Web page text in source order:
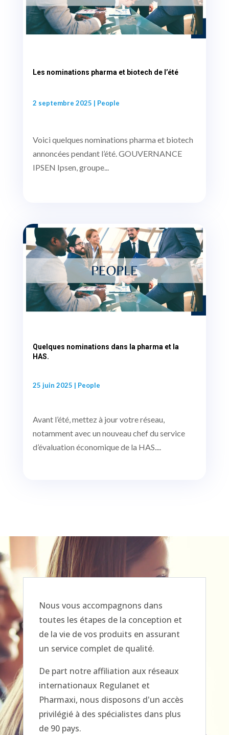
Les nominations pharma et biotech de l’été
2 septembre 2025 | People
Voici quelques nominations pharma et biotech
annoncées pendant l’été. GOUVERNANCE
IPSEN Ipsen, groupe...
Quelques nominations dans la pharma et la
HAS.
25 juin 2025 | People
Avant l’été, mettez à jour votre réseau,
notamment avec un nouveau chef du service
d’évaluation économique de la HAS....
Nous vous accompagnons dans
toutes les étapes de la conception et
de la vie de vos produits en assurant
un service complet de qualité.
De part notre affiliation aux réseaux
internationaux Regulanet et
Pharmaxi, nous disposons d'un accès
privilégié à des spécialistes dans plus
de 90 pays.